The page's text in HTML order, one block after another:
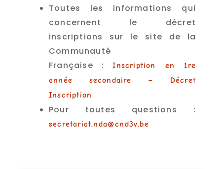
Toutes les informations qui
concernent le décret
inscriptions sur le site de la
Communauté
Française :Inscription en 1re
année secondaire – Décret
Inscription
Pour toutes questions :
secretariat.nda@cnd3v.be